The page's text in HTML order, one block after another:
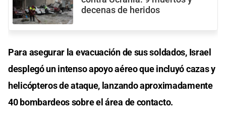
decenas de heridos
Para asegurar la evacuación de sus soldados, Israel
desplegó un intenso apoyo aéreo que incluyó cazas y
helicópteros de ataque, lanzando aproximadamente
40 bombardeos sobre el área de contacto.